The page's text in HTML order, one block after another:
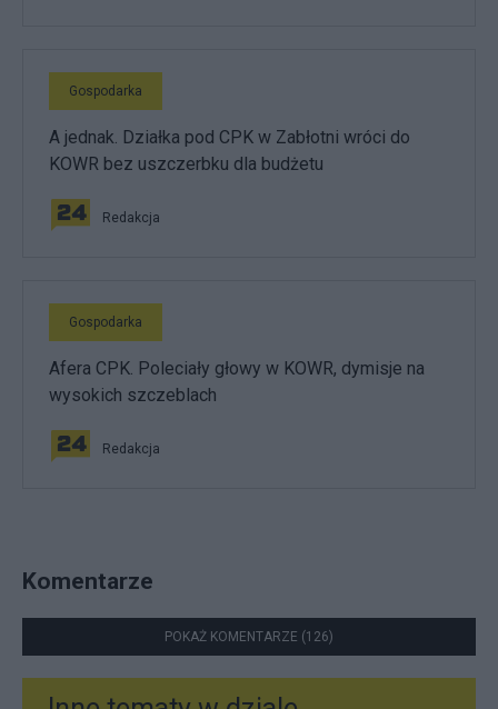
Gospodarka
A jednak. Działka pod CPK w Zabłotni wróci do
KOWR bez uszczerbku dla budżetu
Redakcja
Gospodarka
Afera CPK. Poleciały głowy w KOWR, dymisje na
wysokich szczeblach
Redakcja
Komentarze
POKAŻ KOMENTARZE (126)